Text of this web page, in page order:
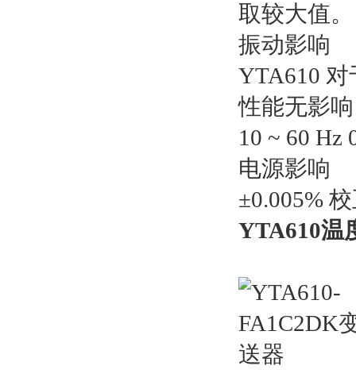
取较大值。
振动影响
YTA610 对
性能无影响
10 ~ 60 Hz
电源影响
±0.005%
YTA610温